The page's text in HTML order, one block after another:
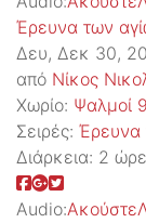
Έρευνα των
Δευ, Δεκ 30,
από Νίκος
Χωρίο: Ψαλμοί
Σειρές: Έρευνα
Διάρκεια: 2
Audio:Ακούστε